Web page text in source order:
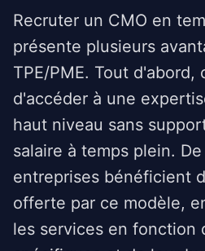
Recruter un CMO en
présente plusieurs
TPE/PME. Tout d'abord,
d'accéder à une
haut niveau sans
salaire à temps plein.
entreprises bénéficient
offerte par ce modèle,
les services en fonction